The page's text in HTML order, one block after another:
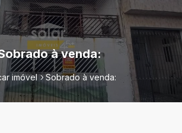
à venda:
imóvel Sobrado à venda: